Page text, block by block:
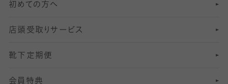
8分丈 レギンス
10分丈 レギンス
12分丈レギンス
13分丈レギンス
ロングホーズ
ヨガソックス・靴下
スポーツ用レッグウォーマー
SS サイズ（21～23cm）
Sサイズ（22～25cm）
冷えとり靴下
着圧・加圧タイツ
むくみ対策
足の疲れ対策
初めての方へ
店頭受取りサービス
靴下定期便
会員特典